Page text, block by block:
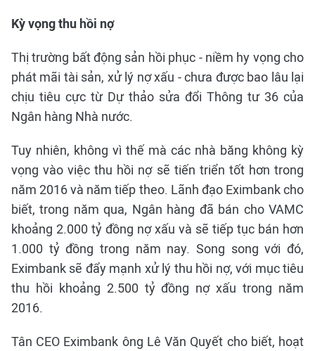
Kỳ vọng thu hồi nợ
Thị trường bất động sản hồi phục - niềm hy vọng cho
phát mãi tài sản, xử lý nợ xấu - chưa được bao lâu lại
chịu tiêu cực từ Dự thảo sửa đổi Thông tư 36 của
Ngân hàng Nhà nước.
Tuy nhiên, không vì thế mà các nhà băng không kỳ
vọng vào việc thu hồi nợ sẽ tiến triển tốt hơn trong
năm 2016 và năm tiếp theo. Lãnh đạo Eximbank cho
biết, trong năm qua, Ngân hàng đã bán cho VAMC
khoảng 2.000 tỷ đồng nợ xấu và sẽ tiếp tục bán hơn
1.000 tỷ đồng trong năm nay. Song song với đó,
Eximbank sẽ đẩy mạnh xử lý thu hồi nợ, với mục tiêu
thu hồi khoảng 2.500 tỷ đồng nợ xấu trong năm
2016.
Tân CEO Eximbank ông Lê Văn Quyết cho biết, hoạt